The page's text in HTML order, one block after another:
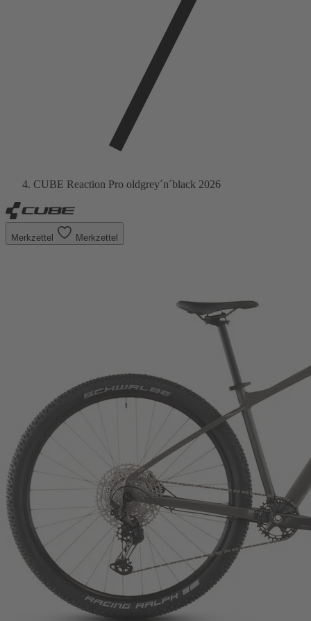
CUBE Reaction Pro oldgrey´n´black 2026
Merkzettel Merkzettel